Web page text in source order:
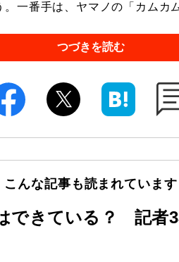
一番手は、ヤマノの「カムカ
つづきを読む
こんな記事も読まれています
できている？ 記者